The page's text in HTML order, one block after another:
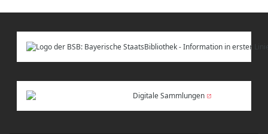
Digitale Sammlungen